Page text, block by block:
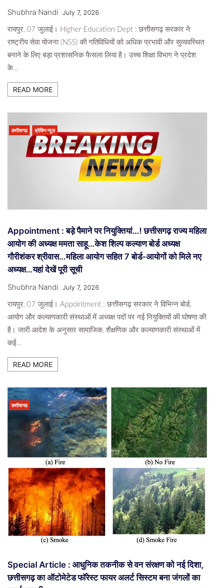
Shubhra Nandi July 7, 2026
रायपुर, 07 जुलाई। Higher Education Dept : छत्तीसगढ़ सरकार ने
राष्ट्रीय सेवा योजना (NSS) की गतिविधियों को अधिक प्रभावी और सुव्यवस्थित
बनाने के लिए बड़ा प्रशासनिक फैसला लिया है। उच्च शिक्षा विभाग ने प्रदेश
के…
READ MORE
छत्तीसगढ ब्रेकिंग न्यूज़
Appointment : बड़े पैमाने पर नियुक्तियां…! छत्तीसगढ़ राज्य महिला
आयोग की अध्यक्ष ममता साहू…केश शिल्प कल्याण बोर्ड अध्यक्ष
गौरीशंकर श्रीवास…महिला आयोग सहित 7 बोर्ड-आयोगों को मिले नए
अध्यक्ष…यहां देखें पूरी सूची
Shubhra Nandi July 7, 2026
रायपुर, 07 जुलाई। Appointment : छत्तीसगढ़ सरकार ने विभिन्न बोर्ड,
आयोग और कल्याणकारी संस्थाओं में अध्यक्ष पदों पर नई नियुक्तियों की घोषणा की
है। जारी आदेश के अनुसार सामाजिक, शैक्षणिक और कल्याणकारी संस्थाओं में
कई…
READ MORE
छत्तीसगढ
Special Article : आधुनिक तकनीक से वन संरक्षण को नई दिशा,
छत्तीसगढ़ का ऑटोमेटेड फॉरेस्ट फायर अलर्ट सिस्टम बना जंगलों का